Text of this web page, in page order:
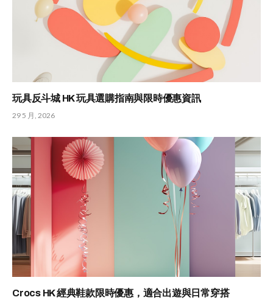
玩具反斗城 HK 玩具選購指南與限時優惠資訊
29 5 月, 2026
Crocs HK 經典鞋款限時優惠，適合出遊與日常穿搭